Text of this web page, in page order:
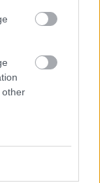
other
került a
ös filmről (egy